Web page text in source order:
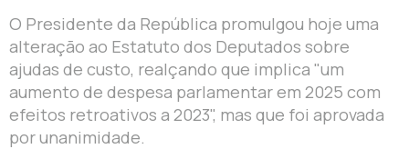
O Presidente da República promulgou hoje uma
alteração ao Estatuto dos Deputados sobre
ajudas de custo, realçando que implica "um
aumento de despesa parlamentar em 2025 com
efeitos retroativos a 2023", mas que foi aprovada
por unanimidade.